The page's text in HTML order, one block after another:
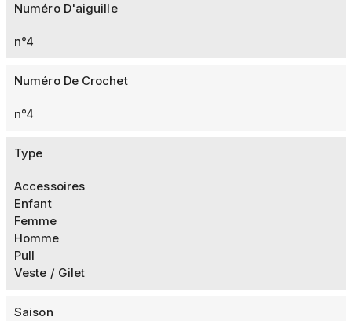
Numéro D'aiguille
n°4
Numéro De Crochet
n°4
Type
Accessoires
Enfant
Femme
Homme
Pull
Veste / Gilet
Saison